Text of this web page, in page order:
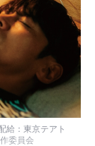
給：東京テアト
委員会